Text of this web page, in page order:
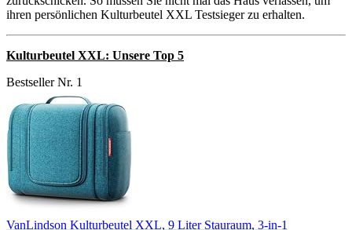
ihren persönlichen Kulturbeutel XXL Testsieger zu erhalten.
Kulturbeutel XXL: Unsere Top 5
Bestseller Nr. 1
VanLindson Kulturbeutel XXL, 9 Liter Stauraum, 3-in-1